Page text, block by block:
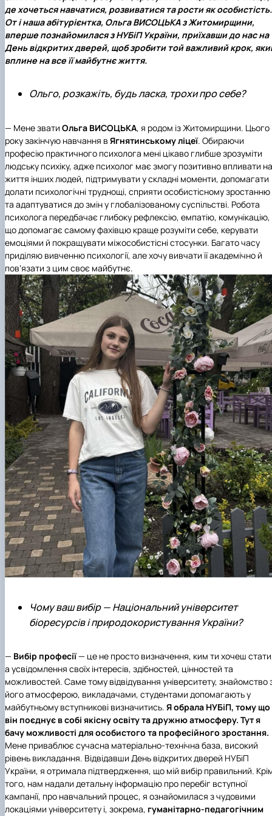
Іноземні мови
Працевлаштування
Їдальні та буфети
Студентські квитки
Центр вивчення мов
Психологічна підтримка
Інклюзивне середовище
Рада молодих вчених
Наукові школи
Стартап школа НУБіП України
Методичні рекомендації, пам'ятки
Форми документів
Патентно-ліцензійна діяльність
ЦКНО «Агропромисловий комплекс, лісове і
садово-паркове господарство, ветеринарна
медицина»
Обладнання НУБіП України
Біоетична комісія
Наукові видання
Досліднику та автору
Звіт про проведення НТЗ
Наукові журнали НУБіП України
заходів
проведення НТЗ
Результати науково-технічних заходів
Наука для бізнесу
Каталог наукових послуг
«SEB-2024»
Наглядова рада
Рада роботодавців
Благодійний фонд «Голосіївська ініціатива
2020»
Історія університету
Видатні випускники та працівники
Звіт ректора
Пам'яті захисників України
Почесні доктори і професори НУБіП України
Вибори ректора
ініціатива – 2025»
Доступ до публічної інформації
Державні закупівлі
Офіційна символіка
Антикорупційні заходи
Уповноважена особа з питань запобігання
уповноваженого НУБіП України
Нормативно-правові акти НУБіП України
Інформаційні ресурси НАЗК
Методичні роз’яснення НАЗК
Гендерна радниця
де хочеться навчатися, розвиватися та рости як особистість.
От і наша абітурієнтка, Ольга ВИСОЦЬКАз Житомирщини,
вперше познайомилася з НУБіП України, приїхавши до нас на
День відкритих дверей, щоб зробити той важливий крок,
вплине на все її майбутнє життя.
Ольго, розкажіть, будь ласка, трохи про себе?
— Мене звати Ольга ВИСОЦЬКА, я родом із Житомирщини. Цього
року закінчую навчання в Ягнятинському ліцеї. Обираючи
професію практичного психолога мені цікаво глибше зрозуміти
людську психіку, адже психолог має змогу позитивно впливати на
життя інших людей, підтримувати у складні моменти, допомагати
долати психологічні труднощі, сприяти особистісному зростанню
та адаптуватися до змін у глобалізованому суспільстві. Робота
психолога передбачає глибоку рефлексію, емпатію, комунікацію,
що допомагає самому фахівцю краще розуміти себе, керувати
емоціями й покращувати міжособистісні стосунки. Багато часу
приділяю вивченню психології, але хочу вивчати її академічно й
повʼязати з цим своє майбутнє.
Чому ваш вибір — Національний університет
біоресурсів і природокористування України?
— Вибір професії— це не просто визначення, ким ти хочеш
а усвідомлення своїх інтересів, здібностей, цінностей та
можливостей. Саме тому відвідування університету, знайомство
його атмосферою, викладачами, студентами допомагають у
майбутньому вступникові визначитись. Я обрала НУБіП, тому що
він поєднує в собі якісну освіту та дружню атмосферу. Тут я
бачу можливості для особистого та професійного зростання.
Мене приваблює сучасна матеріально-технічна база, високий
рівень викладання. Відвідавши День відкритих дверей НУБіП
України, я отримала підтвердження, що мій вибір правильний.
того, нам надали детальну інформацію про перебіг вступної
кампанії, про навчальний процес, я ознайомилася з чудовими
локаціями університету і, зокрема, гуманітарно-педагогічним